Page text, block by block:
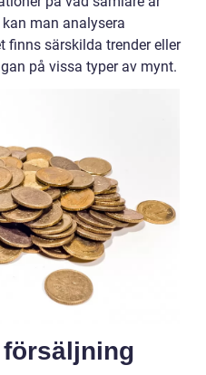
man analysera
finns särskilda trender eller
på vissa typer av mynt.